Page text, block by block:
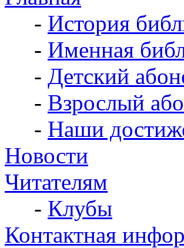
- История
- Именная
- Детский
- Взрослый
- Наши
Новости
Читателям
- Клубы
Контактная